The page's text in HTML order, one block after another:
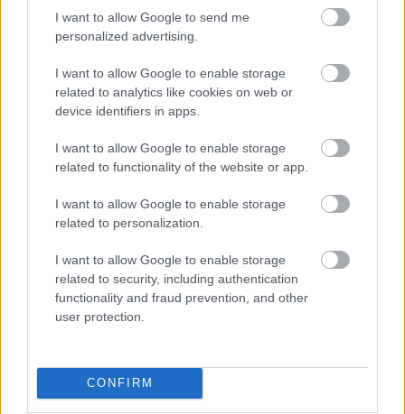
I want to allow Google to send me
personalized advertising.
I want to allow Google to enable storage
related to analytics like cookies on web or
device identifiers in apps.
I want to allow Google to enable storage
related to functionality of the website or app.
I want to allow Google to enable storage
related to personalization.
I want to allow Google to enable storage
related to security, including authentication
functionality and fraud prevention, and other
user protection.
CONFIRM
Η Κυριακή Γκιόκα γεννήθηκε και κατοικεί στην Ελευσίνα.
Αποφοίτησε από τo Pansik Fashion School ως σχεδιάστρια
καταξιωμένων διδασκάλων. Εδώ και χρόνια καταγίνεται
επαγγελματικά με την επιστήμη της Αστρολογίας, την